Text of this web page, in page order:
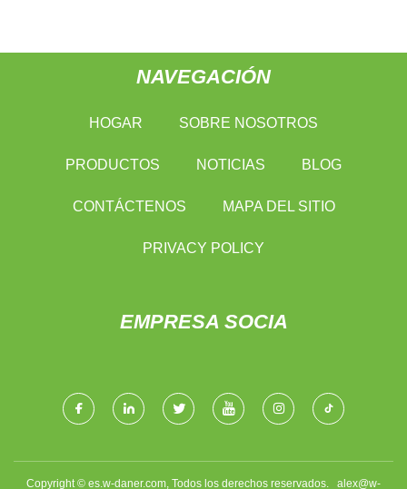
NAVEGACIÓN
HOGAR SOBRE NOSOTROS
PRODUCTOS NOTICIAS BLOG
CONTÁCTENOS MAPA DEL SITIO
PRIVACY POLICY
EMPRESA SOCIA
Copyright © es.w-daner.com, Todos los derechos reservados. alex@w-